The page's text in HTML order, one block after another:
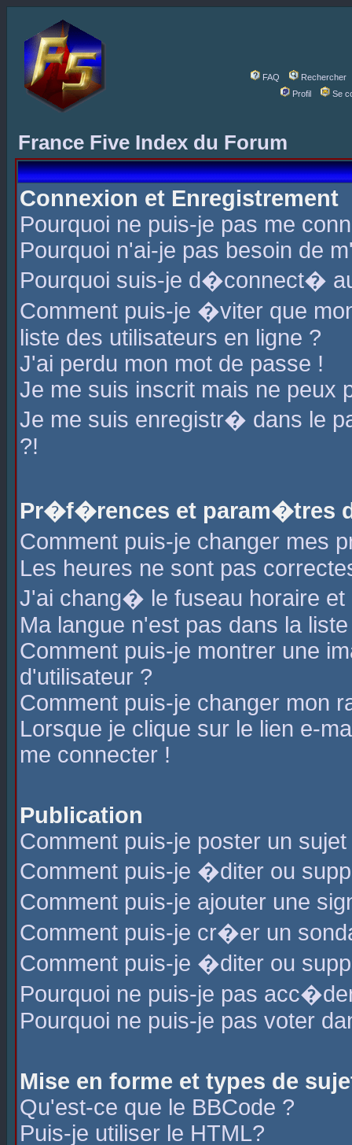
FAQ
Rechercher
Profil
Se
France Five Index du Forum
Connexion et Enregistrement
Pourquoi ne puis-je pas me
Pourquoi n'ai-je pas besoin de
Pourquoi suis-je d�connect�
Comment puis-je �viter que
liste des utilisateurs en ligne ?
J'ai perdu mon mot de passe !
Je me suis inscrit mais ne peux
Je me suis enregistr� dans le
?!
Pr�f�rences et param�tres
Comment puis-je changer mes
Les heures ne sont pas
J'ai chang� le fuseau horaire
Ma langue n'est pas dans la
Comment puis-je montrer une
d'utilisateur ?
Comment puis-je changer mon
Lorsque je clique sur le lien e-
me connecter !
Publication
Comment puis-je poster un
Comment puis-je �diter ou
Comment puis-je ajouter une
Comment puis-je cr�er un
Comment puis-je �diter ou
Pourquoi ne puis-je pas
Pourquoi ne puis-je pas voter
Mise en forme et types de
Qu'est-ce que le BBCode ?
Puis-je utiliser le HTML?